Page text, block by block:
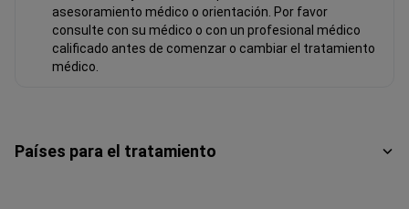
asesoramiento médico o orientación. Por favor
consulte con su médico o con un profesional médico
calificado antes de comenzar o cambiar el tratamiento
médico.
Países para el tratamiento